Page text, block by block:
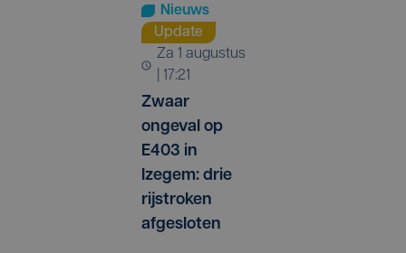
Nieuws
Update
za 1 augustus
| 17:21
Zwaar
ongeval op
E403 in
Izegem: drie
rijstroken
afgesloten